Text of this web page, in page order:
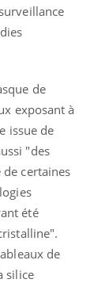
de
exposant à
issue de
"des
certaines
été
de
silice